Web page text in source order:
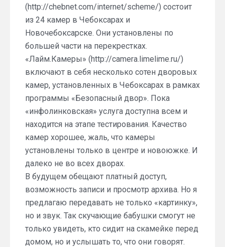
(http://chebnet.com/internet/scheme/) состоит
из 24 камер в Чебоксарах и
Новочебоксарске. Они установлены по
большей части на перекрестках.
«Лайм.Камеры» (http://camera.limelime.ru/)
включают в себя несколько сотен дворовых
камер, установленных в Чебоксарах в рамках
программы «Безопасный двор». Пока
«инфолинковская» услуга доступна всем и
находится на этапе тестирования. Качество
камер хорошее, жаль, что камеры
установлены только в центре и новоюжке. И
далеко не во всех дворах.
В будущем обещают платный доступ,
возможность записи и просмотр архива. Но я
предлагаю передавать не только «картинку»,
но и звук. Так скучающие бабушки смогут не
только увидеть, кто сидит на скамейке перед
домом, но и услышать то, что они говорят.